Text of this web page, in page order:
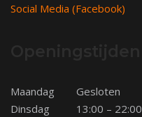
Social Media (Facebook)
Maandag
Gesloten
Dinsdag
13:00 – 22:00